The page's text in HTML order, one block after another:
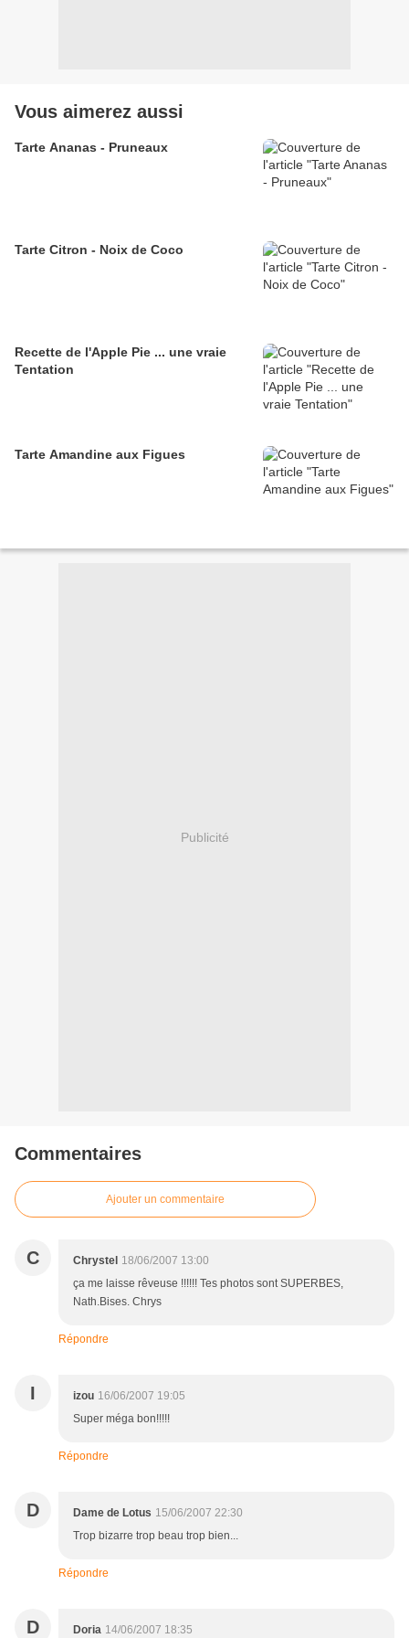
Vous aimerez aussi
Tarte Ananas - Pruneaux
Tarte Citron - Noix de Coco
Recette de l'Apple Pie ... une vraie
Tentation
Tarte Amandine aux Figues
Publicité
Commentaires
Ajouter un commentaire
C Chrystel 18/06/2007 13:00
ça me laisse rêveuse !!!!!! Tes photos sont SUPERBES,
Nath.Bises. Chrys
Répondre
I izou 16/06/2007 19:05
Super méga bon!!!!!
Répondre
D Dame de Lotus 15/06/2007 22:30
Trop bizarre trop beau trop bien...
Répondre
D Doria 14/06/2007 18:35